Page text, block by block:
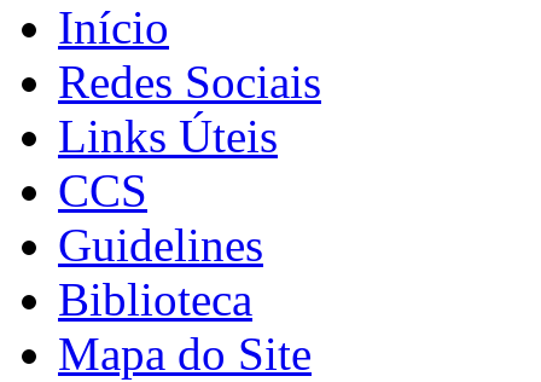
Início
Redes Sociais
Links Úteis
CCS
Guidelines
Biblioteca
Mapa do Site